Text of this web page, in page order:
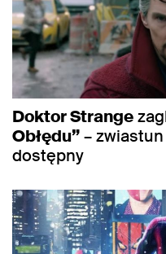
Doktor Strange
Obłędu”–
dostępny